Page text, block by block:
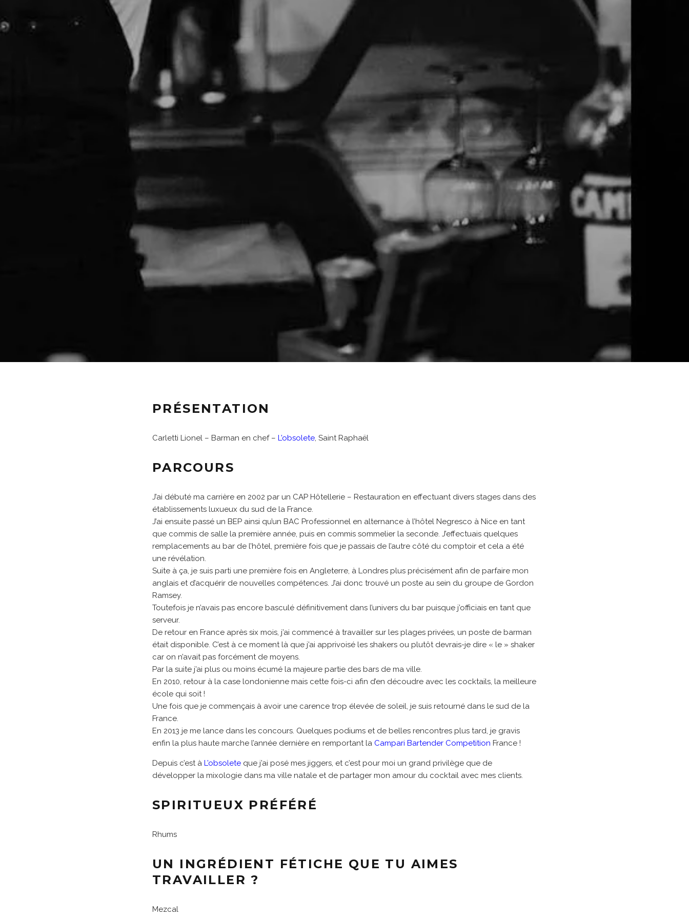
PRÉSENTATION
Carletti Lionel – Barman en chef – L’obsolete, Saint Raphaël
PARCOURS
J’ai débuté ma carrière en 2002 par un CAP Hôtellerie – Restauration en effectuant divers stages dans des
établissements luxueux du sud de la France.
J’ai ensuite passé un BEP ainsi qu’un BAC Professionnel en alternance à l’hôtel Negresco à Nice en tant
que commis de salle la première année, puis en commis sommelier la seconde. J’effectuais quelques
remplacements au bar de l’hôtel, première fois que je passais de l’autre côté du comptoir et cela a été
une révélation.
Suite à ça, je suis parti une première fois en Angleterre, à Londres plus précisément afin de parfaire mon
anglais et d’acquérir de nouvelles compétences. J’ai donc trouvé un poste au sein du groupe de Gordon
Ramsey.
Toutefois je n’avais pas encore basculé définitivement dans l’univers du bar puisque j’officiais en tant que
serveur.
De retour en France après six mois, j’ai commencé à travailler sur les plages privées, un poste de barman
était disponible. C’est à ce moment là que j’ai apprivoisé les shakers ou plutôt devrais-je dire « le » shaker
car on n’avait pas forcément de moyens.
Par la suite j’ai plus ou moins écumé la majeure partie des bars de ma ville.
En 2010, retour à la case londonienne mais cette fois-ci afin d’en découdre avec les cocktails, la meilleure
école qui soit !
Une fois que je commençais à avoir une carence trop élevée de soleil, je suis retourné dans le sud de la
France.
En 2013 je me lance dans les concours. Quelques podiums et de belles rencontres plus tard, je gravis
enfin la plus haute marche l’année dernière en remportant la Campari Bartender Competition France !
Depuis c’est à L’obsolete que j’ai posé mes jiggers, et c’est pour moi un grand privilège que de
développer la mixologie dans ma ville natale et de partager mon amour du cocktail avec mes clients.
SPIRITUEUX PRÉFÉRÉ
Rhums
UN INGRÉDIENT FÉTICHE QUE TU AIMES
TRAVAILLER ?
Mezcal